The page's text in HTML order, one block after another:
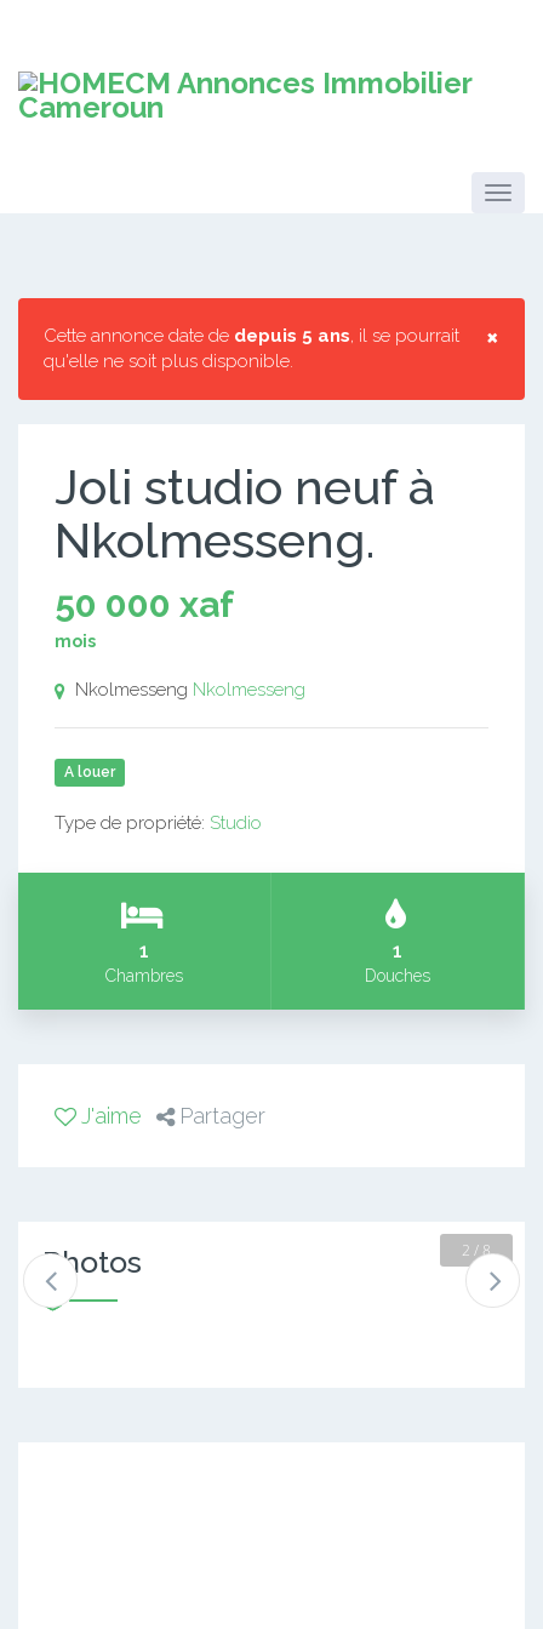
×
Cette annonce date de depuis 5 ans, il se pourrait
qu'elle ne soit plus disponible.
Joli studio neuf à
Nkolmesseng.
50 000 xaf
mois
Nkolmesseng Nkolmesseng
A louer
Type de propriété: Studio
1
Chambres
1
Douches
J'aime Partager
Photos 2 / 8